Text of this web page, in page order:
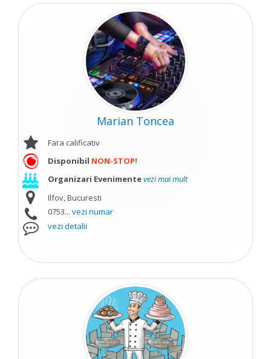
Marian Toncea
Fara calificativ
Disponibil NON-STOP!
Organizari Evenimentevezi mai mult
Ilfov, Bucuresti
0753... vezi numar
vezi detalii